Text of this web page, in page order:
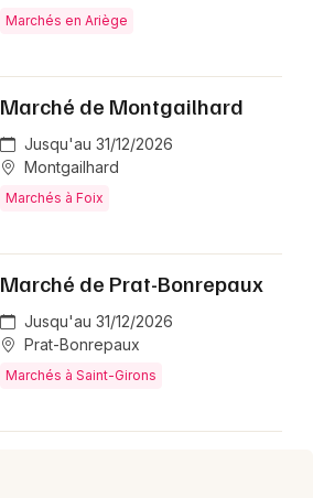
Marchés en Ariège
Marché de Montgailhard
Jusqu'au 31/12/2026
Montgailhard
Marchés à Foix
Marché de Prat-Bonrepaux
Jusqu'au 31/12/2026
Prat-Bonrepaux
Marchés à Saint-Girons